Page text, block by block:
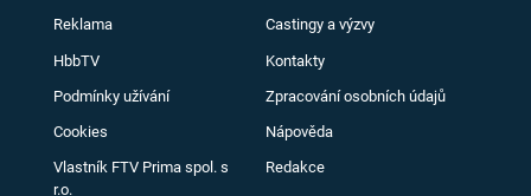
Reklama Castingy a výzvy
HbbTV Kontakty
Podmínky užívání Zpracování osobních údajů
Cookies Nápověda
Vlastník FTV Prima spol. s
r.o.
Redakce